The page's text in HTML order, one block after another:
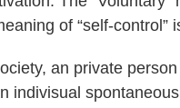
of “self-control”
an private
indivisual